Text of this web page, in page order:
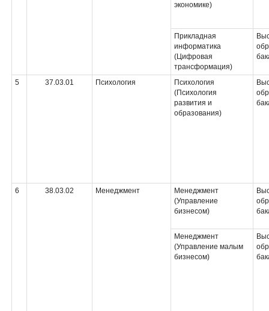
экономике)
Прикладная
информатика
(Цифровая
трансформация)
5 37.03.01 Психология
Психология
(Психология
развития и
образования)
6 38.03.02 Менеджмент
Менеджмент
(Управление
бизнесом)
Менеджмент
(Управление малым
бизнесом)